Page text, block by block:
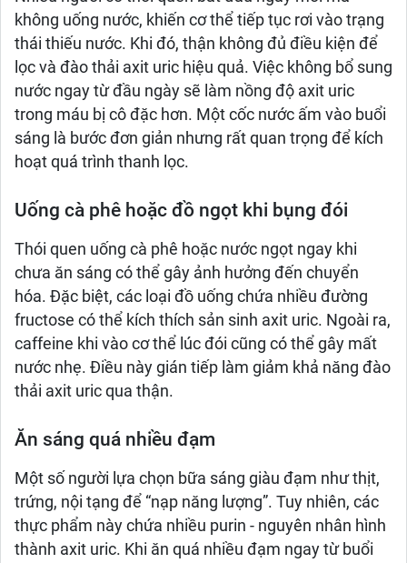
không uống nước, khiến cơ thể tiếp tục rơi vào trạng
thái thiếu nước. Khi đó, thận không đủ điều kiện để
lọc và đào thải axit uric hiệu quả. Việc không bổ sung
nước ngay từ đầu ngày sẽ làm nồng độ axit uric
trong máu bị cô đặc hơn. Một cốc nước ấm vào buổi
sáng là bước đơn giản nhưng rất quan trọng để kích
hoạt quá trình thanh lọc.
Uống cà phê hoặc đồ ngọt khi bụng đói
Thói quen uống cà phê hoặc nước ngọt ngay khi
chưa ăn sáng có thể gây ảnh hưởng đến chuyển
hóa. Đặc biệt, các loại đồ uống chứa nhiều đường
fructose có thể kích thích sản sinh axit uric. Ngoài ra,
caffeine khi vào cơ thể lúc đói cũng có thể gây mất
nước nhẹ. Điều này gián tiếp làm giảm khả năng đào
thải axit uric qua thận.
Ăn sáng quá nhiều đạm
Một số người lựa chọn bữa sáng giàu đạm như thịt,
trứng, nội tạng để “nạp năng lượng”. Tuy nhiên, các
thực phẩm này chứa nhiều purin - nguyên nhân hình
thành axit uric. Khi ăn quá nhiều đạm ngay từ buổi